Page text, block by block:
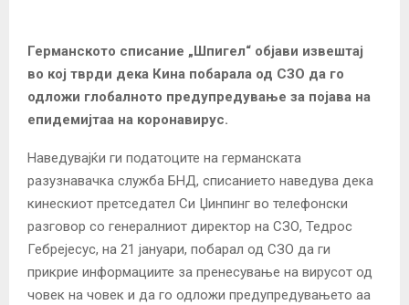
Германското списание „Шпигел“ објави извештај
во кој тврди дека Кина побарала од СЗО да го
одложи глобалното предупредување за појава на
епидемијтаа на коронавирус.
Наведувајќи ги податоците на германската
разузнавачка служба БНД, списанието наведува дека
кинескиот претседател Си Џинпинг во телефонски
разговор со генералниот директор на СЗО, Тедрос
Гебрејесус, на 21 јануари, побарал од СЗО да ги
прикрие информациите за пренесување на вирусот од
човек на човек и да го одложи предупредувањето аа